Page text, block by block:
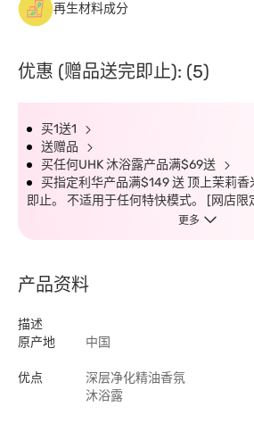
再生材料成分
优惠 (赠品送完即止): (5)
买1送1
送赠品
买任何UHK 沐浴露产品满$69送
买指定利华产品满$149 送 顶上茉莉香
即止。 不适用于任何特快模式。 [网店限
更多
产品资料
描述
原产地
中国
优点
深层净化精油香氛
沐浴露